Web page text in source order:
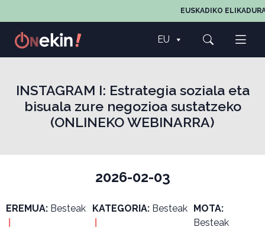
EUSKADIKO
EU
INSTAGRAM I: Estrategia soziala eta
bisuala zure negozioa sustatzeko
(ONLINEKO WEBINARRA)
2026-02-03
EREMUA: Besteak
KATEGORIA: Besteak MOTA:
Besteak